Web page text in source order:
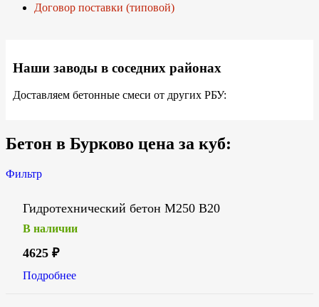
Договор поставки (типовой)
Наши заводы в соседних районах
Доставляем бетонные смеси от других РБУ:
Бетон в Бурково цена за куб:
Фильтр
Гидротехнический бетон М250 В20
В наличии
4625 ₽
Подробнее